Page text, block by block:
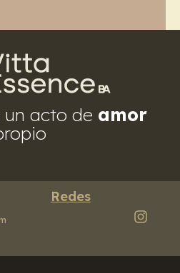
un acto de amor
Redes